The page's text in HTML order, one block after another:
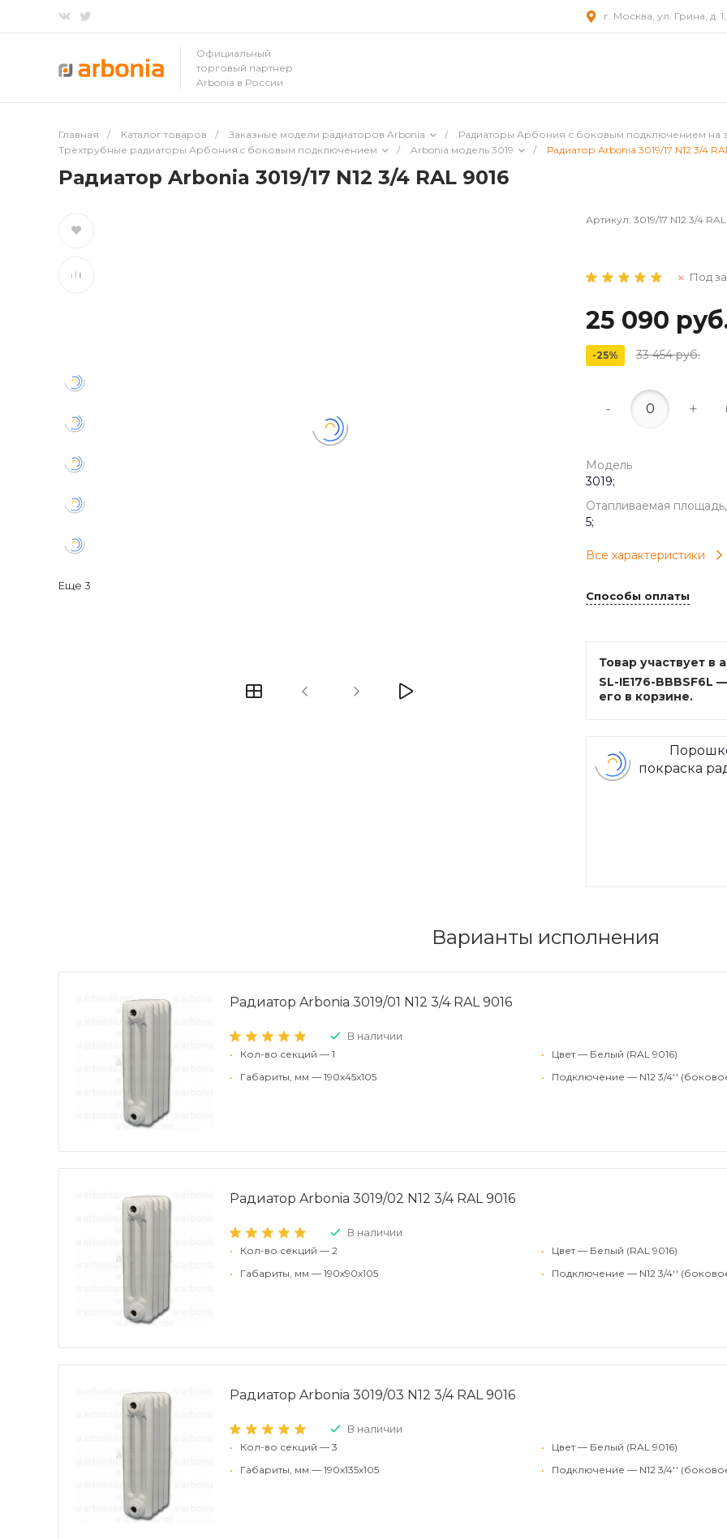
г. Москва, ул. Грина, д.
Официальный
торговый партнёр
Arbonia в России
Главная / Каталог товаров / Заказные модели радиаторов Arbonia / Радиаторы Арбония с боковым подключением на
Трёхтрубные радиаторы Арбония c боковым подключением
/ Arbonia модель 3019 / Радиатор Arbonia 3019/17 N12 3/4
Радиатор Arbonia 3019/17 N12 3/4 RAL 9016
Еще 3
Артикул: 3019/17 N12 3/4
Под
25 090
-25% 33 454 руб.
- +
Модель
3019;
Отапливаемая
5;
Все характеристики
Способы оплаты
Товар участвует в
SL-IE176-BBBSF6L
его в корзине.
покраска
Варианты исполнения
Радиатор Arbonia 3019/01 N12 3/4 RAL 9016
В наличии
•
Кол-во секций — 1
•
Габариты, мм — 190x45x105
•
Цвет — Белый (RAL 9016)
•
Подключение — N12 3/4''
Радиатор Arbonia 3019/02 N12 3/4 RAL 9016
В наличии
•
Кол-во секций — 2
•
Габариты, мм — 190x90x105
•
Цвет — Белый (RAL 9016)
•
Подключение — N12 3/4''
Радиатор Arbonia 3019/03 N12 3/4 RAL 9016
В наличии
•
Кол-во секций — 3
•
Габариты, мм — 190x135x105
•
Цвет — Белый (RAL 9016)
•
Подключение — N12 3/4''